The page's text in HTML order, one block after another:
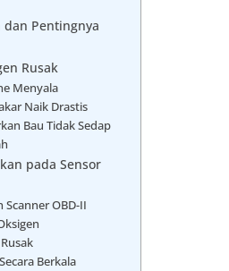
dan Pentingnya
Rusak
Menyala
Naik Drastis
Bau Tidak Sedap
pada Sensor
Scanner OBD-II
Berkala